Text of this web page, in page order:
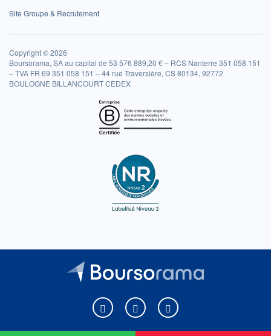
Site Groupe & Recrutement
Copyright © 2026
Boursorama, SA au capital de 53 576 889,20 € – RCS Nanterre 351 058 151
– TVA FR 69 351 058 151 – 44 rue Traversière, CS 80134, 92772
BOULOGNE BILLANCOURT CEDEX
Boursorama sur Facebook
Boursorama sur XBoursorama sur